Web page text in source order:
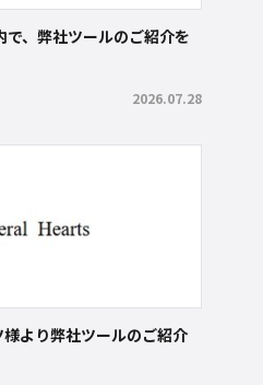
で、弊社ツールのご紹介を
2026.07.28
より弊社ツールのご紹介